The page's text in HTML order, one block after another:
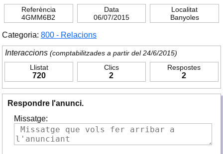
Referència
4GMM6B2
Data
06/07/2015
Localitat
Banyoles
Categoria: 800 - Relacions
Interaccions (comptabilitzades a partir del 24/6/2015)
Llistat
720
Clics
2
Respostes
2
Respondre l'anunci.
Missatge: